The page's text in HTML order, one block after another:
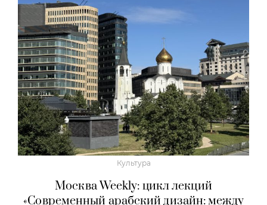
Культура
Москва Weekly: цикл лекций
«Современный арабский дизайн: между